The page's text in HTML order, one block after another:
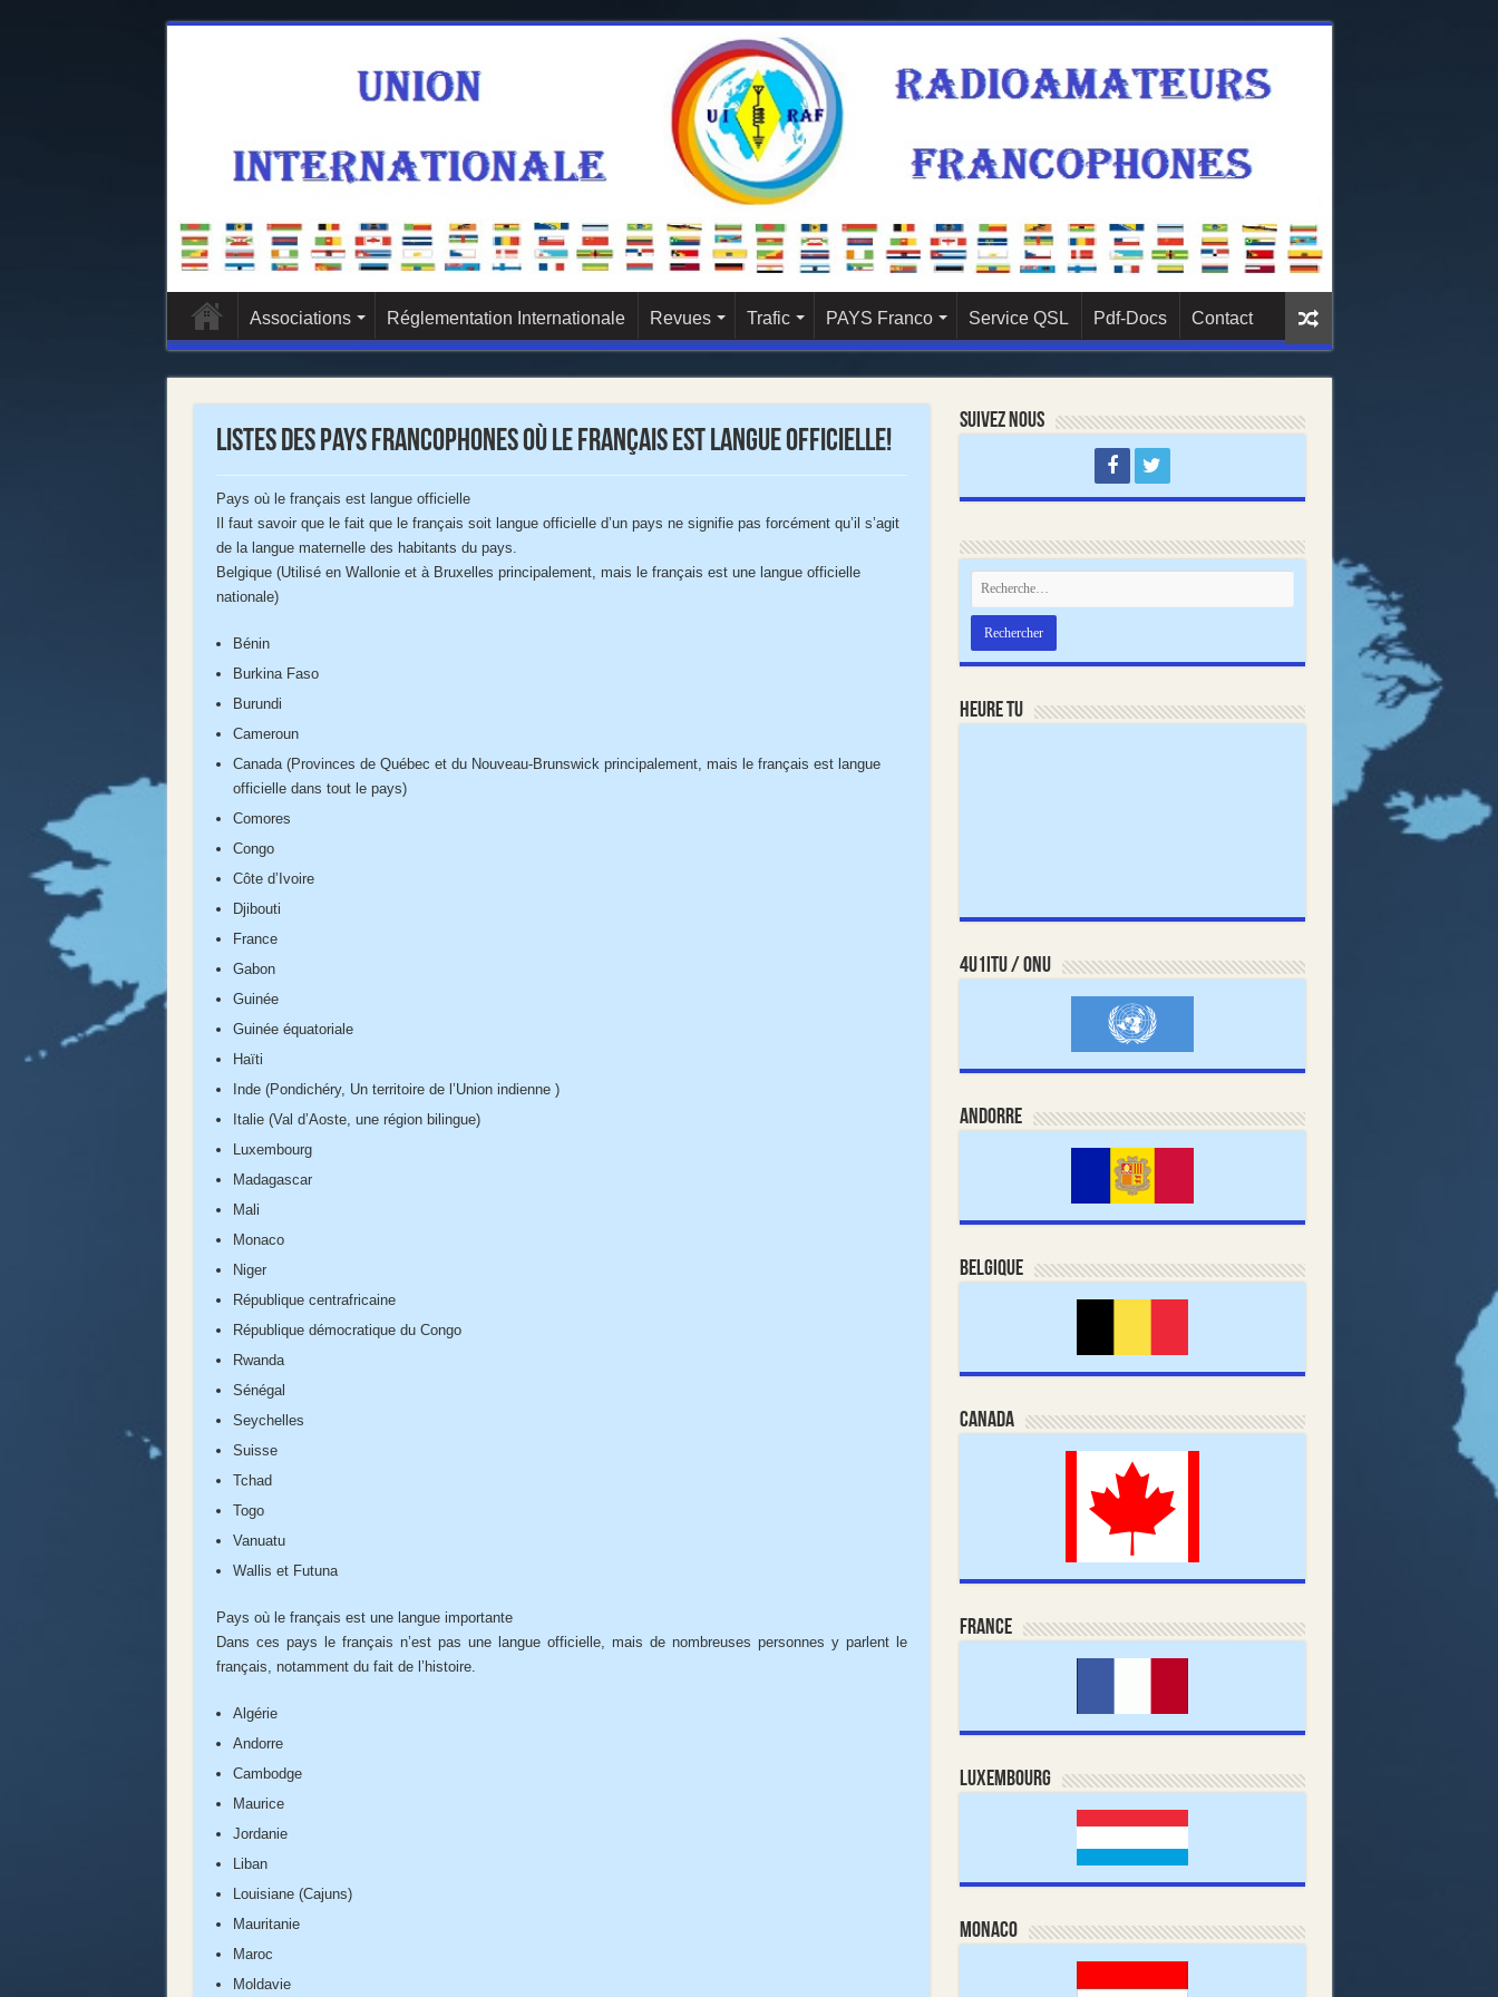
Associations Réglementation Internationale Revues Trafic PAYS Franco Service QSL Pdf-Docs Contact
Listes des Pays Francophones où le français est langue officielle!
Pays où le français est langue officielle
Il faut savoir que le fait que le français soit langue officielle d’un pays ne signifie pas forcément qu’il s’agit
de la langue maternelle des habitants du pays.
Belgique (Utilisé en Wallonie et à Bruxelles principalement, mais le français est une langue officielle
nationale)
Bénin
Burkina Faso
Burundi
Cameroun
Canada (Provinces de Québec et du Nouveau-Brunswick principalement, mais le français est langue
officielle dans tout le pays)
Comores
Congo
Côte d’Ivoire
Djibouti
France
Gabon
Guinée
Guinée équatoriale
Haïti
Inde (Pondichéry, Un territoire de l’Union indienne )
Italie (Val d’Aoste, une région bilingue)
Luxembourg
Madagascar
Mali
Monaco
Niger
République centrafricaine
République démocratique du Congo
Rwanda
Sénégal
Seychelles
Suisse
Tchad
Togo
Vanuatu
Wallis et Futuna
Pays où le français est une langue importante
Dans ces pays le français n’est pas une langue officielle, mais de nombreuses personnes y parlent le
français, notamment du fait de l’histoire.
Algérie
Andorre
Cambodge
Maurice
Jordanie
Liban
Louisiane (Cajuns)
Mauritanie
Maroc
Moldavie
Suivez nous
Heure TU
4U1ITU / ONU
Andorre
Belgique
Canada
France
Luxembourg
Monaco